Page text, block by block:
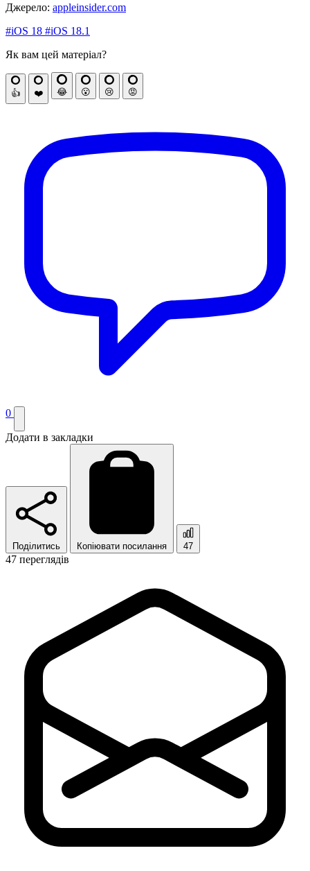
Джерело: appleinsider.com
#iOS 18 #iOS 18.1
Як вам цей матеріал?
👍 ❤️ 😂 😮 😢 😡
0
Додати в закладки
Поділитись Копіювати посилання 47
47 переглядів